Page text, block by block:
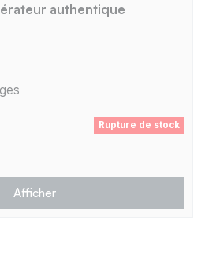
authentique
Rupture de stock
Afficher